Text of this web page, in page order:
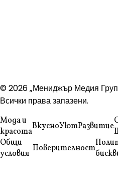
© 2026 „Мениджър Медия
Всички права запазени.
Мода и
красотаВкусноУютРазвитие
Общи
условия Поверителност